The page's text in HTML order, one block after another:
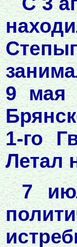
9 мая
1-го
Летал
7